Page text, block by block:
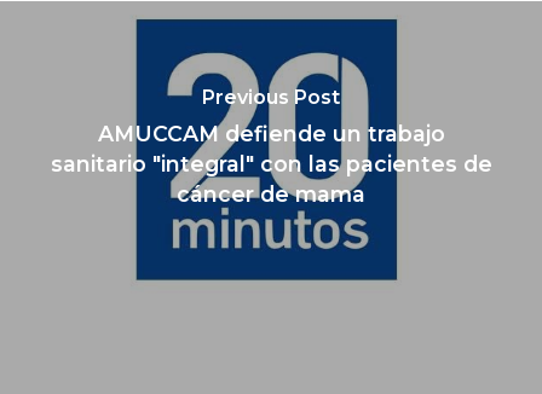
Previous Post
AMUCCAM defiende un trabajo
sanitario "integral" con las pacientes de
cáncer de mama